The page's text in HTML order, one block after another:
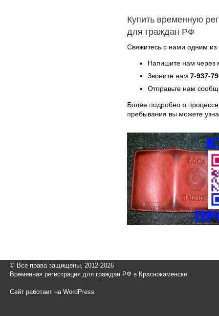
Купить временную
для граждан РФ
Свяжитесь с нами одним
Напишите нам через
Звоните нам 7-937-
Отправьте нам
Более подробно о
пребывания вы можете
© Все права защищены, 2012-2026
Временная регистрация для граждан РФ в Краснокаменске.
Сайт работает на WordPress